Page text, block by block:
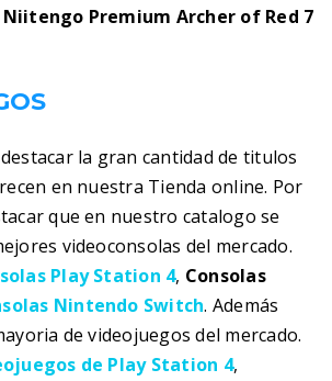
Premium Archer of Red 7
la gran cantidad de titulos
en nuestra Tienda online. Por
que en nuestro catalogo se
videoconsolas del mercado.
Play Station 4, Consolas
Nintendo Switch. Además
de videojuegos del mercado.
de Play Station 4,